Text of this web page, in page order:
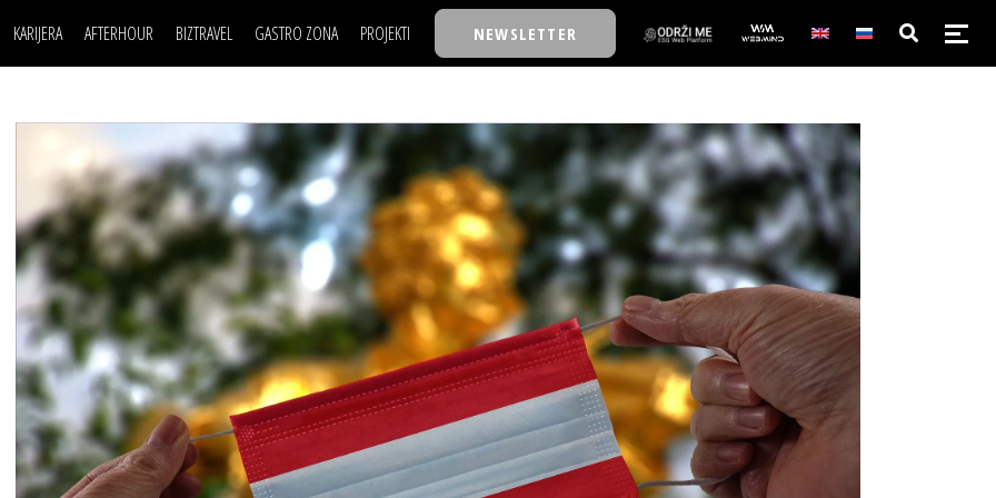
KARIJERA
MOJ UGAO
USAVRŠAVANJE
KNOW-HOW
AFTERHOUR
AUTO SVET
STIL
WELLBEING
BIZTRAVEL GASTRO ZONA PROJEKTI
TASTY TALKS
30 ISPOD 30
BACK TO OFFICE/SCHOOL
BIZBENDOVI
BIZKOLEGIJUM
BMW BIZNIS LIGA
BIZLIFE WEEK
IZJAVA GODINE
NEWSLETTER
POSAO
MOJ UGAO
USAVRŠAVANJE
KNOW-HOW
FILM I SCENA
AUTO SVET
STIL
WELLBEING
NAJKOLEGA
30 ISPOD 30
BACK TO OFFICE/SCHOOL
BIZBENDOVI
BIZKOLEGIJUM
BMW BIZNIS LIGA
BIZLIFE WEEK
IZJAVA GODINE